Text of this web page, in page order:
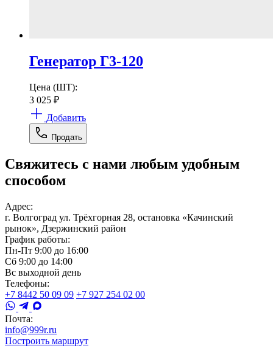
Генератор Г3-120
Цена (ШТ):
3 025 ₽
Добавить
Продать
Свяжитесь с нами любым удобным
способом
Адрес:
г. Волгоград ул. Трёхгорная 28, остановка «Качинский
рынок», Дзержинский район
График работы:
Пн-Пт 9:00 до 16:00
Сб 9:00 до 14:00
Вс выходной день
Телефоны:
+7 8442 50 09 09 +7 927 254 02 00
Почта:
info@999r.ru
Построить маршрут